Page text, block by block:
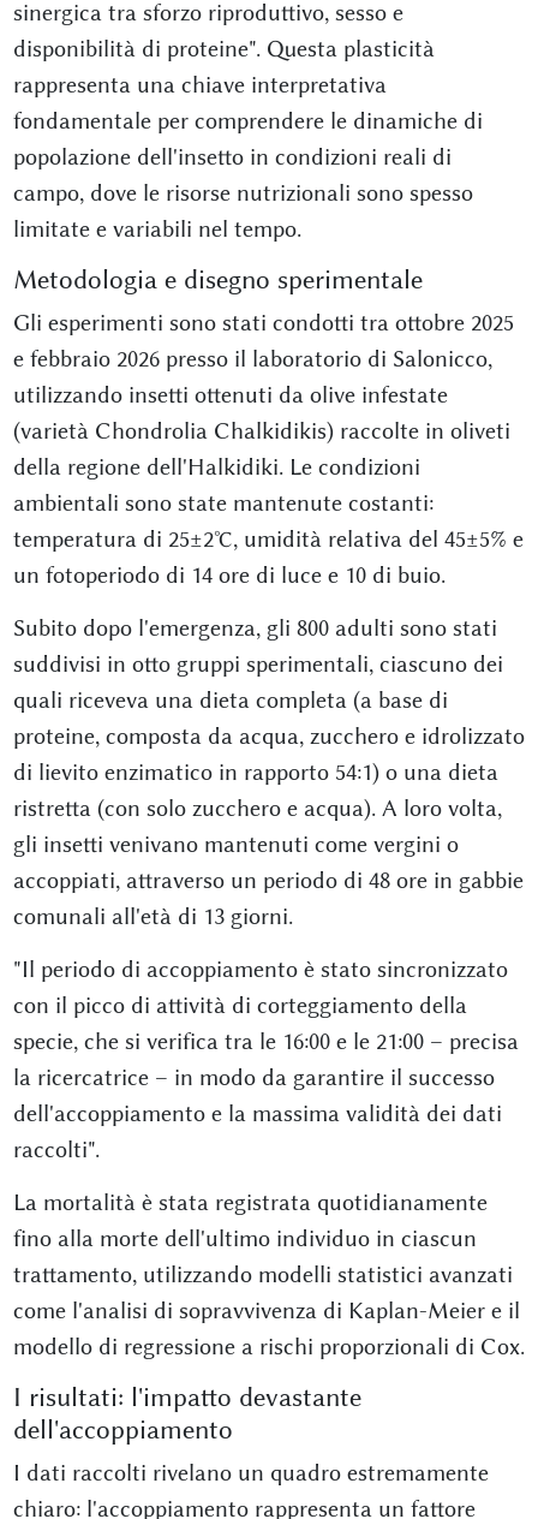
sinergica tra sforzo riproduttivo, sesso e
disponibilità di proteine". Questa plasticità
rappresenta una chiave interpretativa
fondamentale per comprendere le dinamiche di
popolazione dell'insetto in condizioni reali di
campo, dove le risorse nutrizionali sono spesso
limitate e variabili nel tempo.
Metodologia e disegno sperimentale
Gli esperimenti sono stati condotti tra ottobre 2025
e febbraio 2026 presso il laboratorio di Salonicco,
utilizzando insetti ottenuti da olive infestate
(varietà Chondrolia Chalkidikis) raccolte in oliveti
della regione dell'Halkidiki. Le condizioni
ambientali sono state mantenute costanti:
temperatura di 25±2°C, umidità relativa del 45±5% e
un fotoperiodo di 14 ore di luce e 10 di buio.
Subito dopo l'emergenza, gli 800 adulti sono stati
suddivisi in otto gruppi sperimentali, ciascuno dei
quali riceveva una dieta completa (a base di
proteine, composta da acqua, zucchero e idrolizzato
di lievito enzimatico in rapporto 54:1) o una dieta
ristretta (con solo zucchero e acqua). A loro volta,
gli insetti venivano mantenuti come vergini o
accoppiati, attraverso un periodo di 48 ore in gabbie
comunali all'età di 13 giorni.
"Il periodo di accoppiamento è stato sincronizzato
con il picco di attività di corteggiamento della
specie, che si verifica tra le 16:00 e le 21:00 – precisa
la ricercatrice – in modo da garantire il successo
dell'accoppiamento e la massima validità dei dati
raccolti".
La mortalità è stata registrata quotidianamente
fino alla morte dell'ultimo individuo in ciascun
trattamento, utilizzando modelli statistici avanzati
come l'analisi di sopravvivenza di Kaplan-Meier e il
modello di regressione a rischi proporzionali di Cox.
I risultati: l'impatto devastante
dell'accoppiamento
I dati raccolti rivelano un quadro estremamente
chiaro: l'accoppiamento rappresenta un fattore